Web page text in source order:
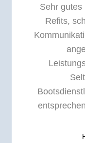
Sehr gutes
Refits,